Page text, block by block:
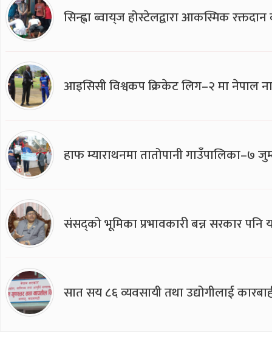
सिन्ह्वा ब्वाय्‌ज होस्टेलद्वारा आकस्मिक
आइसिसी विश्वकप क्रिकेट लिग–२ मा नेपाल
हाफ म्याराथनमा तातोपानी गाउँपालिका–७
संसद्को भूमिका प्रभावकारी बन्न सरकार पनि
सात सय ८६ व्यवसायी तथा उद्योगीलाई